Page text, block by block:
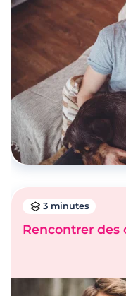
Rencontre à
3 minutes
Rencontrer des